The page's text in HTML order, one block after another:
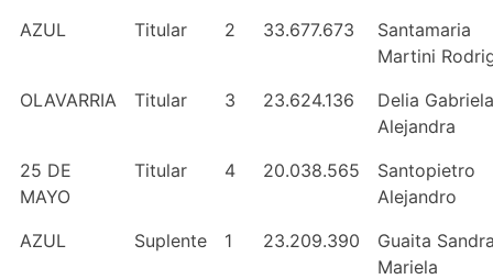
AZUL
Titular 2 33.677.673
Santamaria
Martini
OLAVARRIA
Titular 3 23.624.136
Delia Gabriela
Alejandra
25 DE
MAYO
Titular 4 20.038.565
Santopietro
Alejandro
AZUL
Suplente 1 23.209.390
Guaita
Mariela